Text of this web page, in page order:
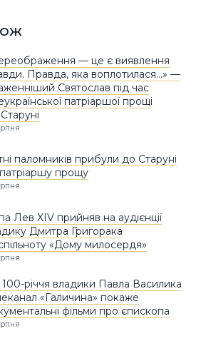
— це є виявлення
Правда, яка воплотилася…» —
Святослав під час
патріаршої прощі
паломників прибули до Старуні
прощу
Лев XIV прийняв на аудієнції
Дмитра Григорака
«Дому милосердя»
річчя владики Павла Василика
«Галичина» покаже
фільми про єпископа